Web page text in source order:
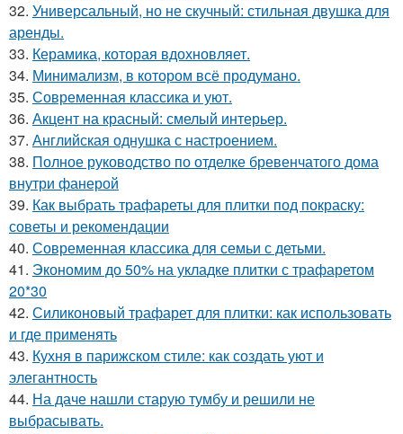
32. Универсальный, но не скучный: стильная двушка для
аренды.
33. Керамика, которая вдохновляет.
34. Минимализм, в котором всё продумано.
35. Современная классика и уют.
36. Акцент на красный: смелый интерьер.
37. Английская однушка с настроением.
38. Полное руководство по отделке бревенчатого дома
внутри фанерой
39. Как выбрать трафареты для плитки под покраску:
советы и рекомендации
40. Современная классика для семьи с детьми.
41. Экономим до 50% на укладке плитки с трафаретом
20*30
42. Силиконовый трафарет для плитки: как использовать
и где применять
43. Кухня в парижском стиле: как создать уют и
элегантность
44. На даче нашли старую тумбу и решили не
выбрасывать.